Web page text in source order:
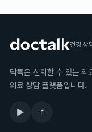
건강상
닥톡은 신뢰할 수 있는 의
의료 상담 플랫폼입니다.
▶ f